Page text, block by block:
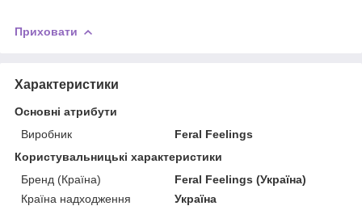
Приховати
Характеристики
Основні атрибути
Виробник
Feral Feelings
Користувальницькі характеристики
Бренд (Країна)
Feral Feelings (Україна)
Країна надходження
Україна